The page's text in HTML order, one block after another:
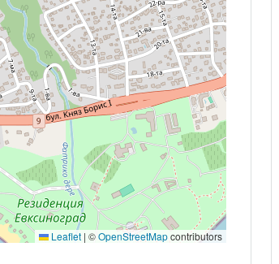
Leaflet | ©OpenStreetMapcontributors